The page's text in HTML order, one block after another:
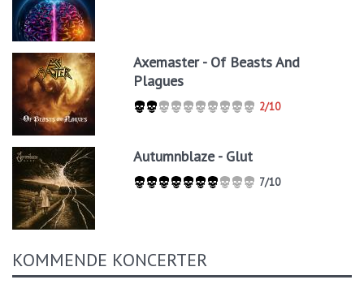
Axemaster - Of Beasts And
Plagues
2/10
Autumnblaze - Glut
7/10
KOMMENDE KONCERTER